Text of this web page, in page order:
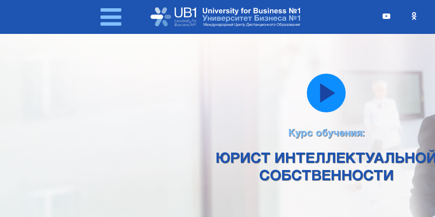
Курс обучения:
ЮРИСТ
СОБСТВЕННОСТИ